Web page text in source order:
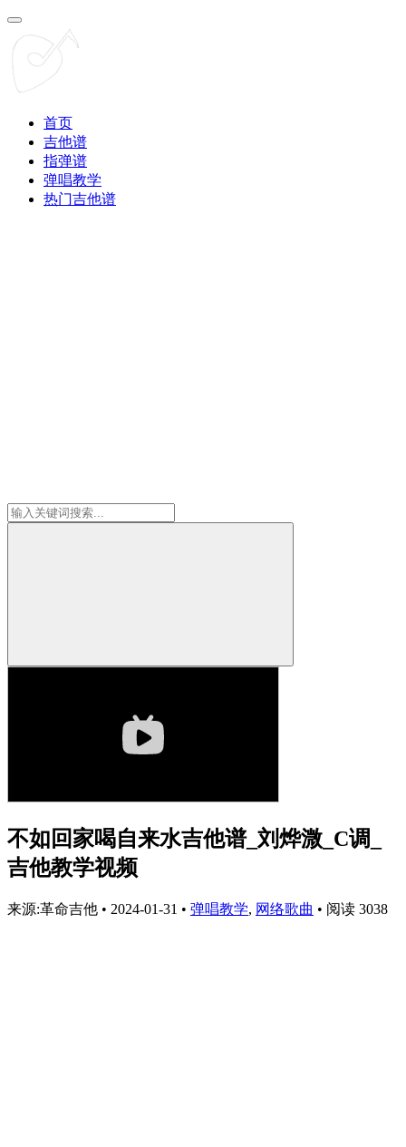
首页
吉他谱
指弹谱
弹唱教学
热门吉他谱
不如回家喝自来水吉他谱_刘烨溦_C调_
吉他教学视频
来源:革命吉他 • 2024-01-31 • 弹唱教学, 网络歌曲 • 阅读 3038